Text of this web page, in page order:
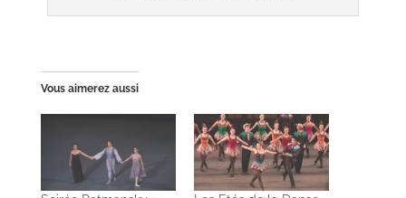
Vous aimerez aussi